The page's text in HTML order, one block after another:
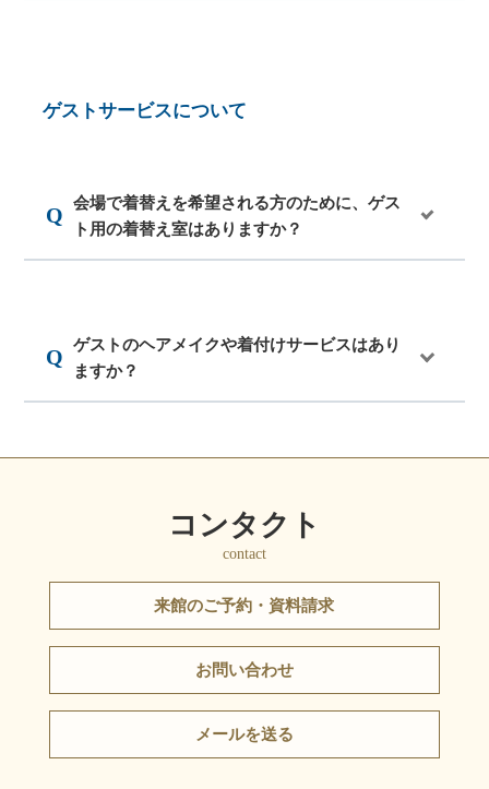
ゲストサービスについて
会場で着替えを希望される方のために、ゲス
ト用の着替え室はありますか？
ゲストのヘアメイクや着付けサービスはあり
ますか？
コンタクト
contact
来館のご予約・資料請求
お問い合わせ
メールを送る